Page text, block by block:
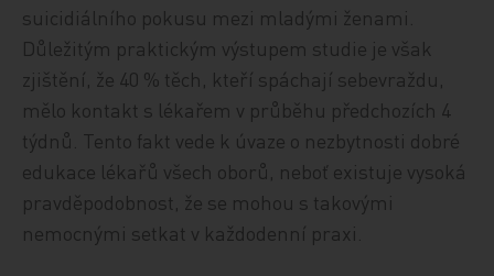
suicidiálního pokusu mezi mladými ženami.
Důležitým praktickým výstupem studie je však
zjištění, že 40 % těch, kteří spáchají sebevraždu,
mělo kontakt s lékařem v průběhu předchozích 4
týdnů. Tento fakt vede k úvaze o nezbytnosti dobré
edukace lékařů všech oborů, neboť existuje vysoká
pravděpodobnost, že se mohou s takovými
nemocnými setkat v každodenní praxi.